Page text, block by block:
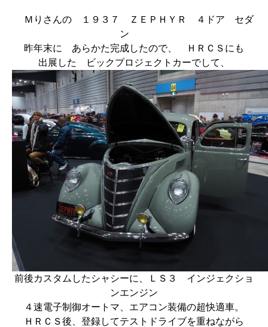
Ｍりさんの １９３７ ＺＥＰＨＹＲ ４ドア セダ
ン
昨年末に あらかた完成したので、 ＨＲＣＳにも
出展した ビックプロジェクトカーでして、
前後カスタムしたシャシーに、ＬＳ３ インジェクショ
ンエンジン
４速電子制御オートマ、エアコン装備の超快適車。
ＨＲＣＳ後、登録してテストドライブを重ねながら